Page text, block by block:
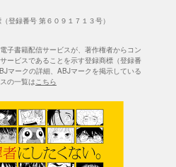
子書籍配信サービスが、著作権者からコン
ービスであることを示す登録商標（登録番
マークの詳細、ABJマークを掲示している
の一覧はこちら